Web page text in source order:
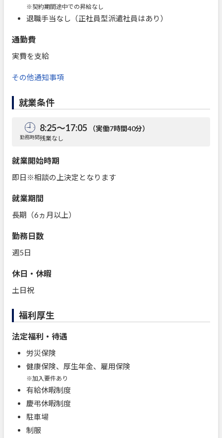
※契約期間途中での昇給なし
退職手当なし（正社員型派遣社員はあり）
通勤費
実費を支給
その他通知事項
就業条件
勤務時間
8:25～17:05 （実働7時間40分）
残業なし
就業開始時期
即日※相談の上決定となります
就業期間
長期（6ヵ月以上）
勤務日数
週5日
休日・休暇
土日祝
福利厚生
法定福利・待遇
労災保険
健康保険、厚生年金、雇用保険
※加入要件あり
有給休暇制度
慶弔休暇制度
駐車場
制服